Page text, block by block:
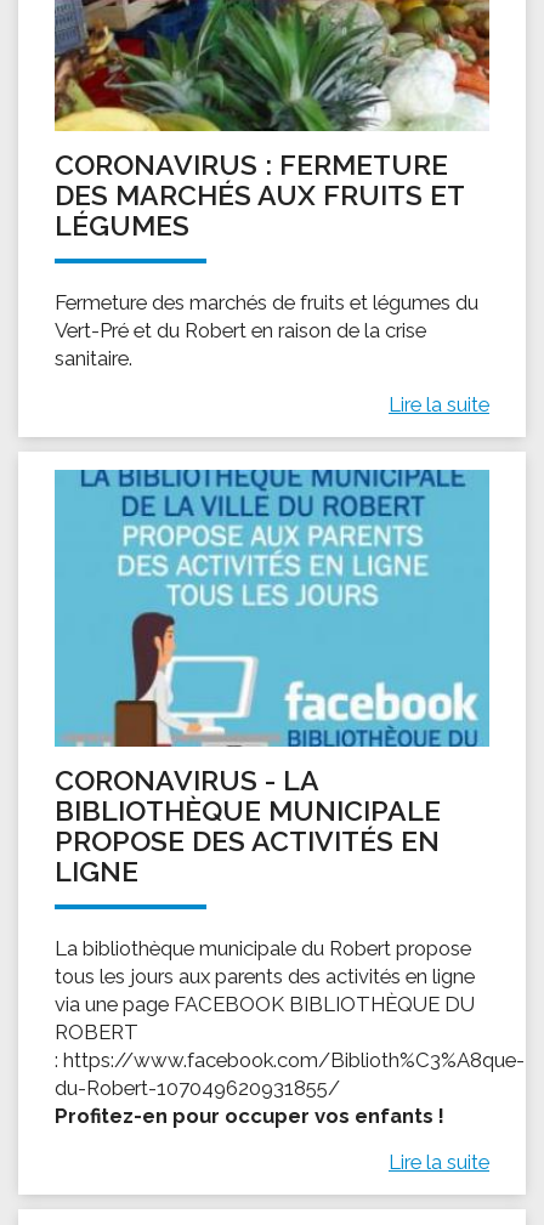
CORONAVIRUS : FERMETURE
DES MARCHÉS AUX FRUITS ET
LÉGUMES
Fermeture des marchés de fruits et légumes du
Vert-Pré et du Robert en raison de la crise
sanitaire.
Lire la suite
CORONAVIRUS - LA
BIBLIOTHÈQUE MUNICIPALE
PROPOSE DES ACTIVITÉS EN
LIGNE
La bibliothèque municipale du Robert propose
tous les jours aux parents des activités en ligne
via une page FACEBOOK BIBLIOTHÈQUE DU
ROBERT
: https://www.facebook.com/Biblioth%C3%A8que-
du-Robert-107049620931855/
Profitez-en pour occuper vos enfants !
Lire la suite